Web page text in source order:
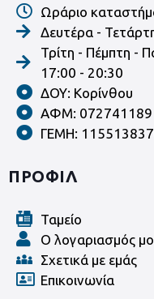
Ωράριο
Δευτέρα -
Τρίτη - Πέμπτη -
17:00 - 20:30
ΔΟΥ: Κορίνθου
ΑΦΜ: 072741189
ΓΕΜΗ:
ΠΡΟΦΙΛ
Ταμείο
Ο λογαριασμός
Σχετικά με εμάς
Επικοινωνία